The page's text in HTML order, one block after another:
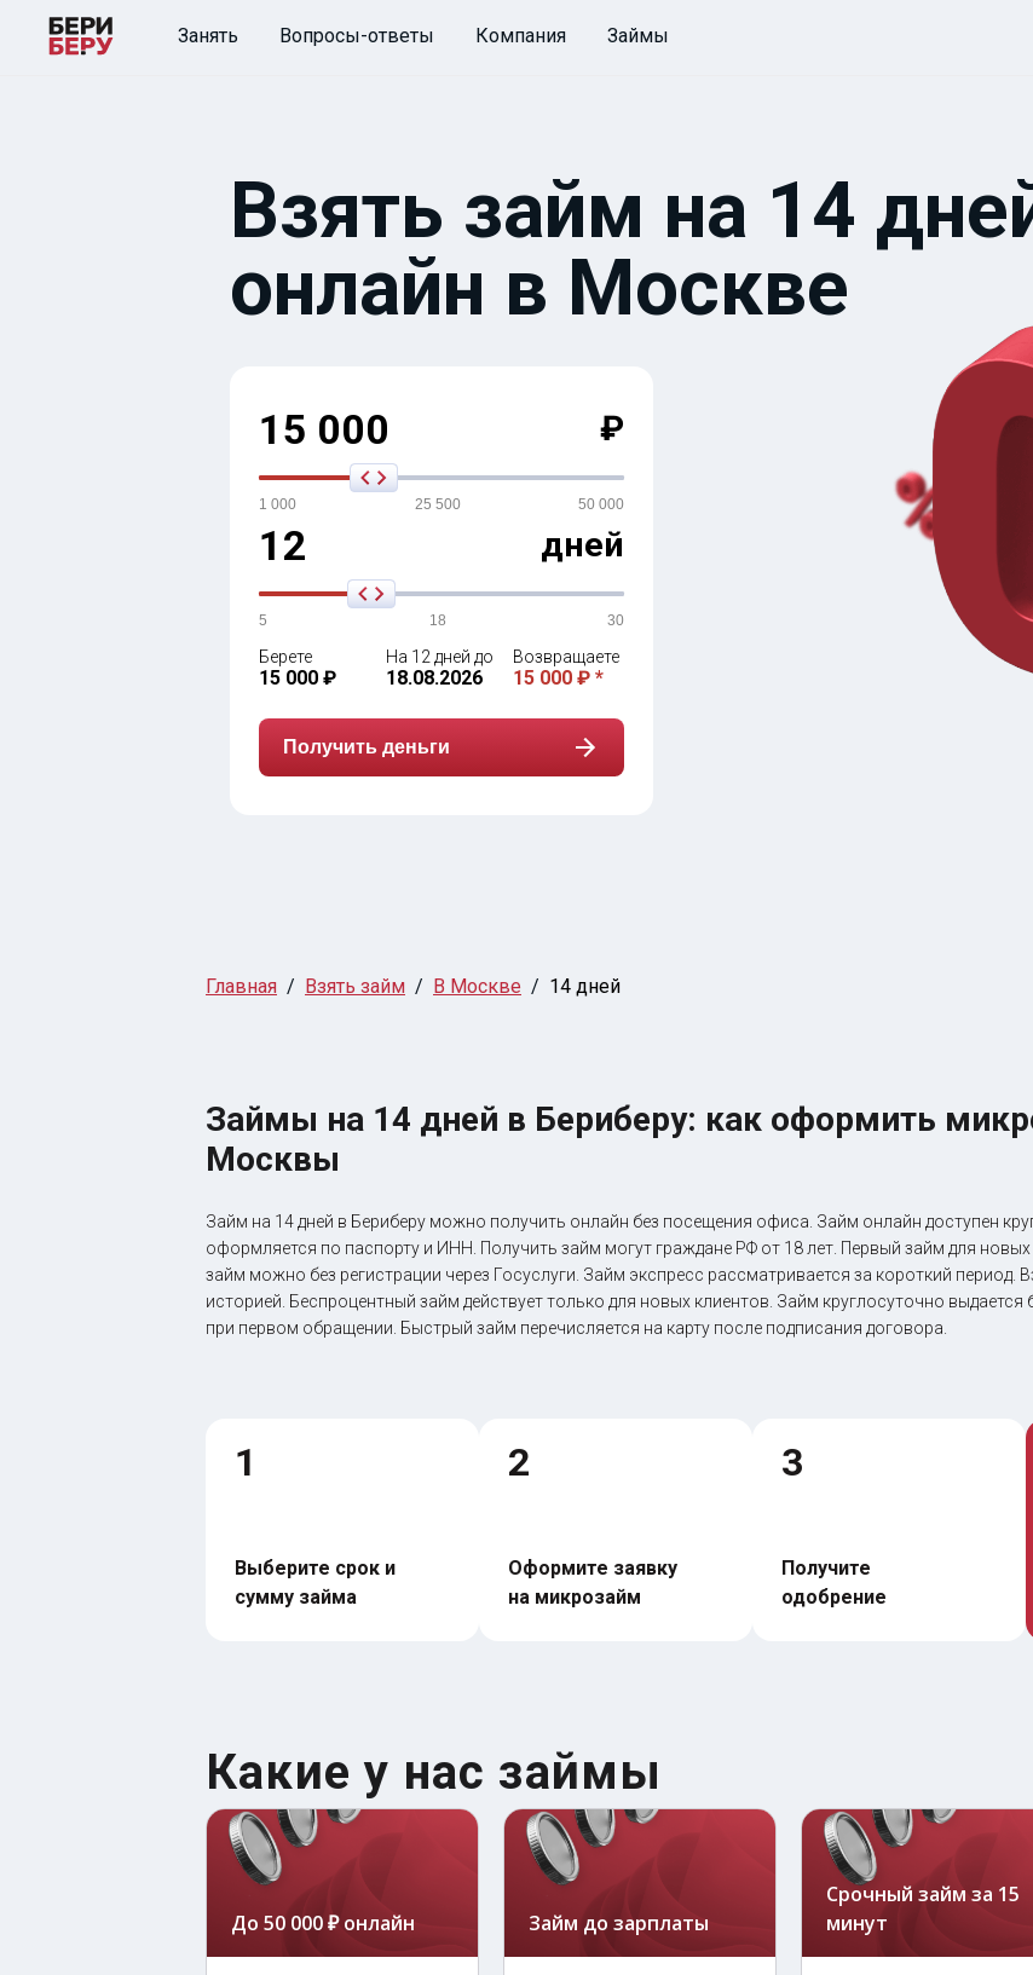
Занять Вопросы-ответы Компания Займы
Взять займ на 14
онлайн в Москве
15 000 ₽
1 000 25 500 50 000
12 дней
5 18 30
Берете
15 000 ₽
На 12 дней до
18.08.2026
Возвращаете
15 000 ₽ *
Получить деньги
Главная Взять займ В Москве 14 дней
Займы на 14 дней в Бериберу: как оформить
Москвы
Займ на 14 дней в Бериберу можно получить онлайн без посещения офиса. Займ онлайн доступен
оформляется по паспорту и ИНН. Получить займ могут граждане РФ от 18 лет. Первый займ для
займ можно без регистрации через Госуслуги. Займ экспресс рассматривается за короткий
историей. Беспроцентный займ действует только для новых клиентов. Займ круглосуточно
при первом обращении. Быстрый займ перечисляется на карту после подписания договора.
1
Выберите срок и
сумму займа
2
Оформите заявку
на микрозайм
3
Получите
одобрение
Какие у нас займы
До 50 000 ₽ онлайн Займ до зарплаты
Срочный займ за 15
минут